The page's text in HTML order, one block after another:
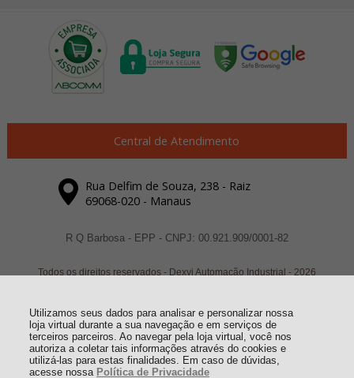
Utilizamos seus dados para analisar e personalizar nossa
loja virtual durante a sua navegação e em serviços de
terceiros parceiros. Ao navegar pela loja virtual, você nos
autoriza a coletar tais informações através do cookies e
utilizá-las para estas finalidades. Em caso de dúvidas,
acesse nossa Política de Privacidade
Central de Atendimento
Rua Delfim de Souza, 238 - Raiz
69068-020 - Manaus
R Q Barbosa - EPP - CNPJ: 00.921.909/0001-82
Todos os direitos reservados -Dexyi Automação Industrial -2026